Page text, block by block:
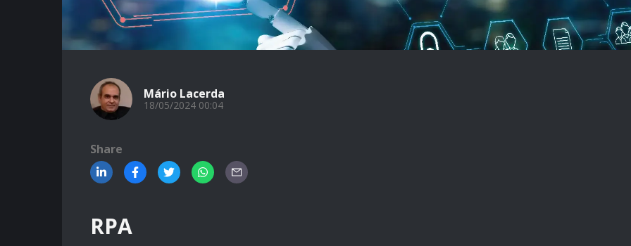
Mário Lacerda
18/05/2024 00:04
Share
RPA